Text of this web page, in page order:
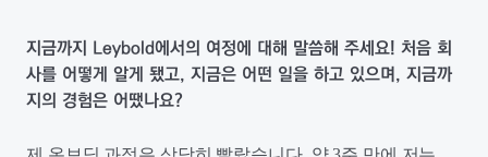
지금까지 Leybold에서의 여정에 대해 말씀해 주세요! 처음 회
사를 어떻게 알게 됐고, 지금은 어떤 일을 하고 있으며, 지금까
지의 경험은 어땠나요?